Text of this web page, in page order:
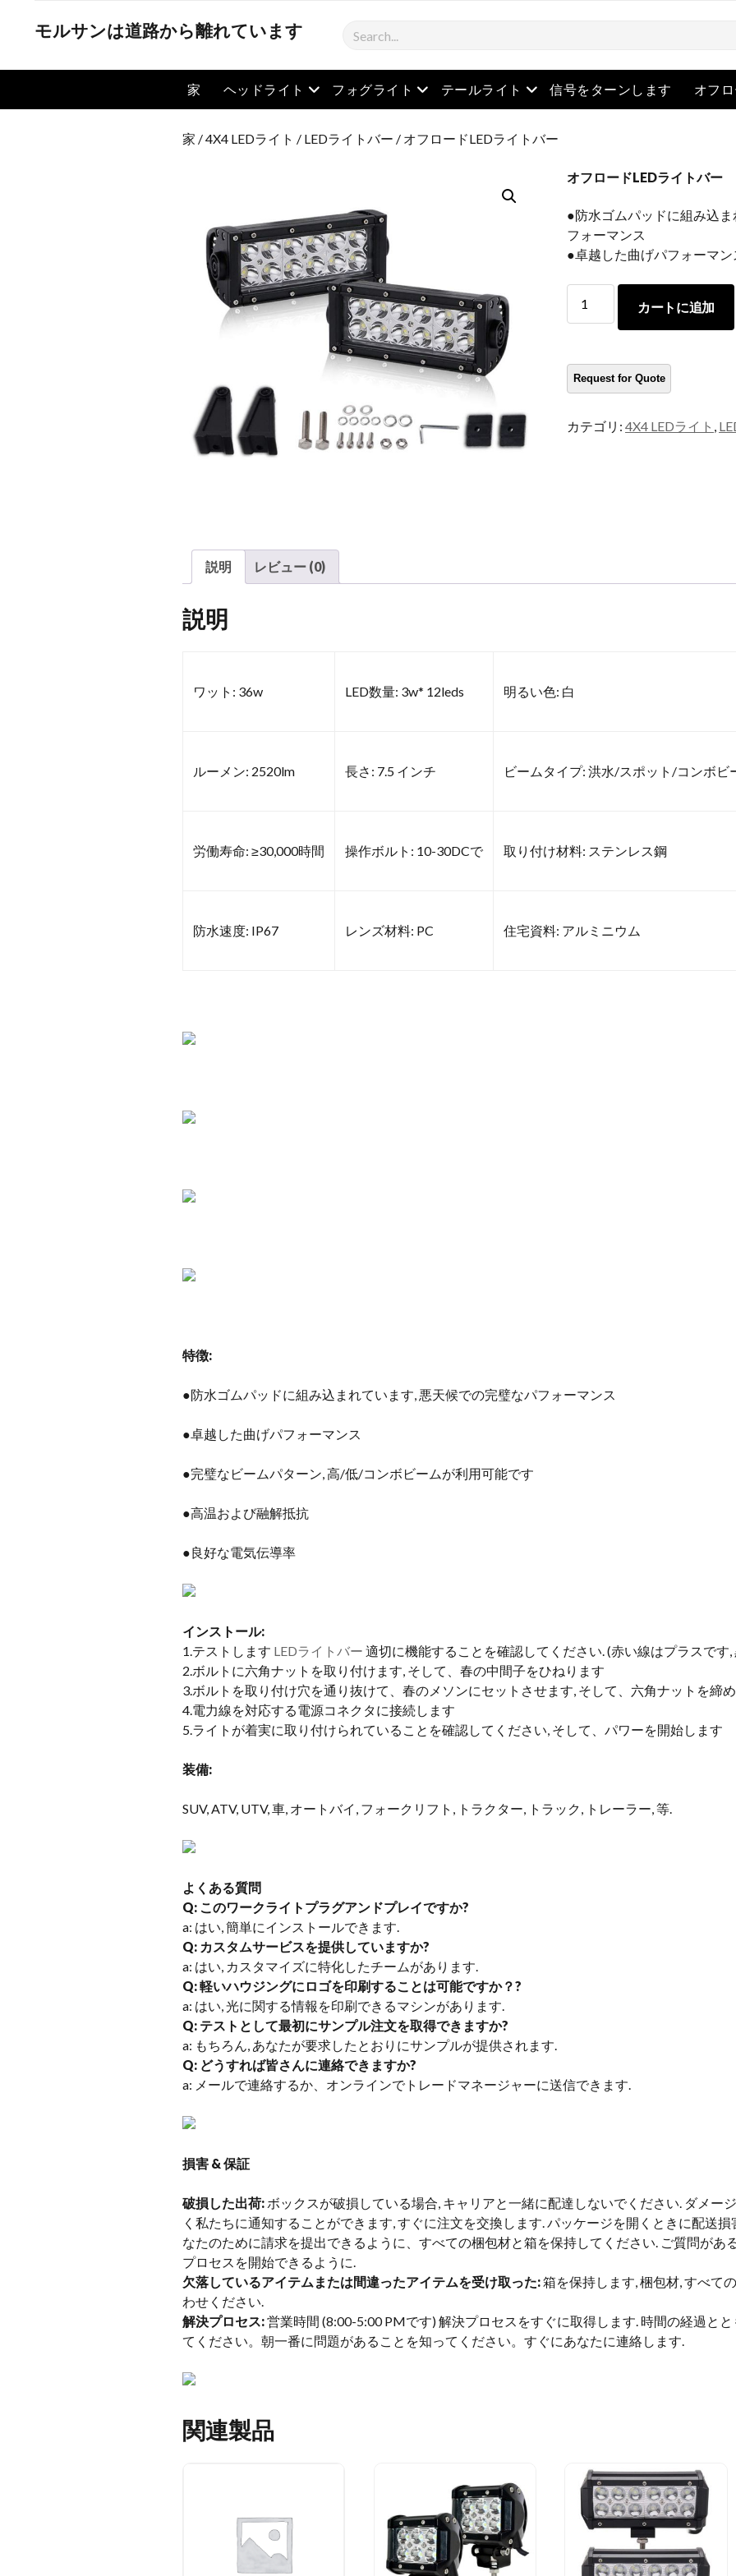
モルサンは道路から離れています
検
家 ヘッドライト メニューを開きます
フォグライト メニューを開きます
テールライト メニューを開きます
信号をターンします オフ
家 /4X4 LEDライト / LEDライトバー / オフロードLEDライトバー
オフロードLEDライトバー
●防水ゴムパッドに組み込
フォーマンス
●卓越した曲げパフォーマン
ド
LED
イ
カートに追加
カテゴリ: 4X4 LEDライト ,
説明 レビュー (0)
説明
ワット: 36w LED数量: 3w* 12leds 明るい色: 白
ルーメン: 2520lm 長さ: 7.5 インチ ビームタイプ: 洪水/スポット/コンボビ
労働寿命: ≥30,000時間 操作ボルト: 10-30DCで 取り付け材料: ステンレス鋼
防水速度: IP67 レンズ材料: PC 住宅資料: アルミニウム
特徴:
●防水ゴムパッドに組み込まれています, 悪天候での完璧なパフォーマンス
●卓越した曲げパフォーマンス
●完璧なビームパターン, 高/低/コンボビームが利用可能です
●高温および融解抵抗
●良好な電気伝導率
インストール:
1.テストします LEDライトバー 適切に機能することを確認してください. (赤い線はプラスです
2.ボルトに六角ナットを取り付けます, そして、春の中間子をひねります
3.ボルトを取り付け穴を通り抜けて、春のメソンにセットさせます, そして、六角ナットを締
4.電力線を対応する電源コネクタに接続します
5.ライトが着実に取り付けられていることを確認してください, そして、パワーを開始します
装備:
SUV, ATV, UTV, 車, オートバイ, フォークリフト, トラクター, トラック, トレーラー, 等.
よくある質問
Q: このワークライトプラグアンドプレイですか?
a: はい, 簡単にインストールできます.
Q: カスタムサービスを提供していますか?
a: はい, カスタマイズに特化したチームがあります.
Q: 軽いハウジングにロゴを印刷することは可能ですか？?
a: はい, 光に関する情報を印刷できるマシンがあります.
Q: テストとして最初にサンプル注文を取得できますか?
a: もちろん, あなたが要求したとおりにサンプルが提供されます.
Q: どうすれば皆さんに連絡できますか?
a: メールで連絡するか、オンラインでトレードマネージャーに送信できます.
損害 & 保証
破損した出荷: ボックスが破損している場合, キャリアと一緒に配達しないでください. ダメー
く私たちに通知することができます, すぐに注文を交換します. パッケージを開くときに配送
なたのために請求を提出できるように、すべての梱包材と箱を保持してください. ご質問があ
プロセスを開始できるように.
欠落しているアイテムまたは間違ったアイテムを受け取った:箱を保持します, 梱包材, すべて
わせください.
解決プロセス:営業時間 (8:00-5:00 PMです) 解決プロセスをすぐに取得します. 時間の経過と
てください。朝一番に問題があることを知ってください。すぐにあなたに連絡します.
関連製品